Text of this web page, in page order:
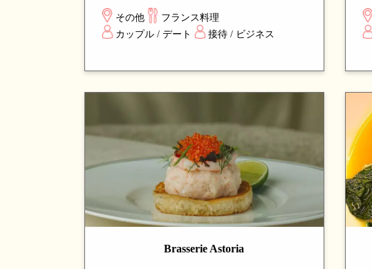
なワインリストが魅力。カジュアルなデ
ィナーや友人との集まりに最適な、シン
ガポールで人気のフレンチビストロで
その他
フランス料理
カップル / デート
接待 / ビジネス
Brasserie Astoria